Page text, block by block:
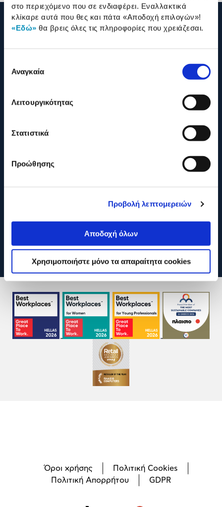
στο περιεχόμενο που σε ενδιαφέρει. Εναλλακτικά
κλίκαρε αυτά που θες και πάτα «Αποδοχή επιλογών»!
«Εδώ» θα βρεις όλες τις πληροφορίες που χρειάζεσαι.
συγκατάθεσης
Αναγκαία
Λειτουργικότητας
Στατιστικά
Προώθησης
Προβολή λεπτομερειών
Αποδοχή όλων
Χρησιμοποιήστε μόνο τα απαραίτητα cookies
210 2895000
Όροι χρήσης
Πολιτική Cookies
Πολιτική Απορρήτου
GDPR